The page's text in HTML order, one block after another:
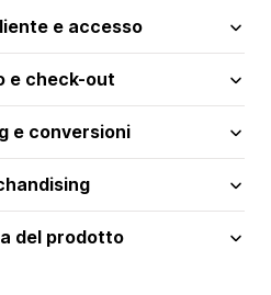
e accesso
e check-out
e conversioni
del prodotto